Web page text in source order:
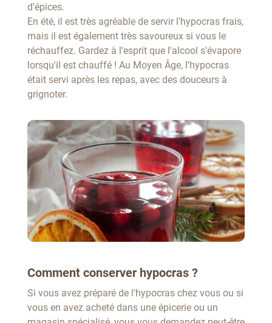
d'épices.
En été, il est très agréable de servir l'hypocras frais,
mais il est également très savoureux si vous le
réchauffez. Gardez à l'esprit que l'alcool s'évapore
lorsqu'il est chauffé ! Au Moyen Âge, l'hypocras
était servi après les repas, avec des douceurs à
grignoter.
Comment conserver hypocras ?
Si vous avez préparé de l'hypocras chez vous ou si
vous en avez acheté dans une épicerie ou un